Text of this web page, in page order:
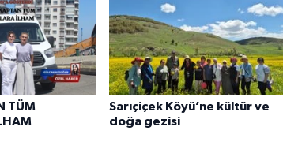
TÜM
Sarıçiçek Köyü’ne kültür ve
doğa gezisi